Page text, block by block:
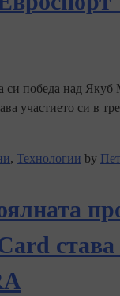
си победа над
участието си в
, Технологии by